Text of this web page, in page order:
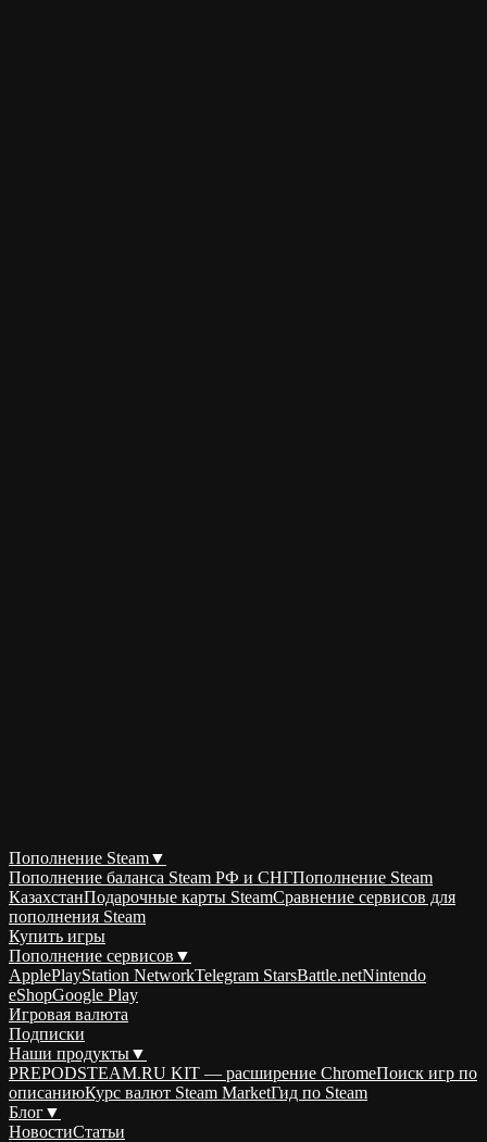
Пополнение Steam▼
Пополнение баланса Steam РФ и СНГПополнение Steam
КазахстанПодарочные карты SteamСравнение сервисов для
пополнения Steam
Купить игры
Пополнение сервисов ▼
ApplePlayStation NetworkTelegram StarsBattle.netNintendo
eShopGoogle Play
Игровая валюта
Подписки
Наши продукты▼
PREPODSTEAM.RU KIT — расширение ChromeПоиск игр по
описаниюКурс валют Steam MarketГид по Steam
Блог▼
НовостиСтатьи